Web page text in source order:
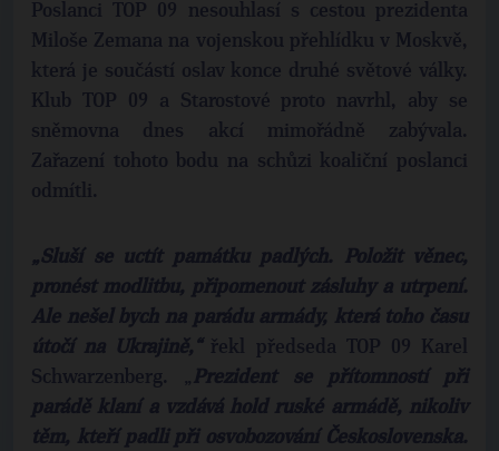
Poslanci TOP 09 nesouhlasí s cestou prezidenta
Miloše Zemana na vojenskou přehlídku v Moskvě,
která je součástí oslav konce druhé světové války.
Klub TOP 09 a Starostové proto navrhl, aby se
sněmovna dnes akcí mimořádně zabývala.
Zařazení tohoto bodu na schůzi koaliční poslanci
odmítli.
„Sluší se uctít památku padlých. Položit věnec,
pronést modlitbu, připomenout zásluhy a utrpení.
Ale nešel bych na parádu armády, která toho času
útočí na Ukrajině,“řekl předseda TOP 09 Karel
Schwarzenberg. „Prezident se přítomností při
parádě klaní a vzdává hold ruské armádě, nikoliv
těm, kteří padli při osvobozování Československa.